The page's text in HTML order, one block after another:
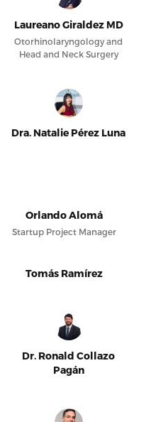
Laureano Giraldez MD
Otorhinolaryngology and
Head and Neck Surgery
Dra. Natalie Pérez Luna
Orlando Alomá
Startup Project Manager
Tomás Ramírez
Dr. Ronald Collazo
Pagán